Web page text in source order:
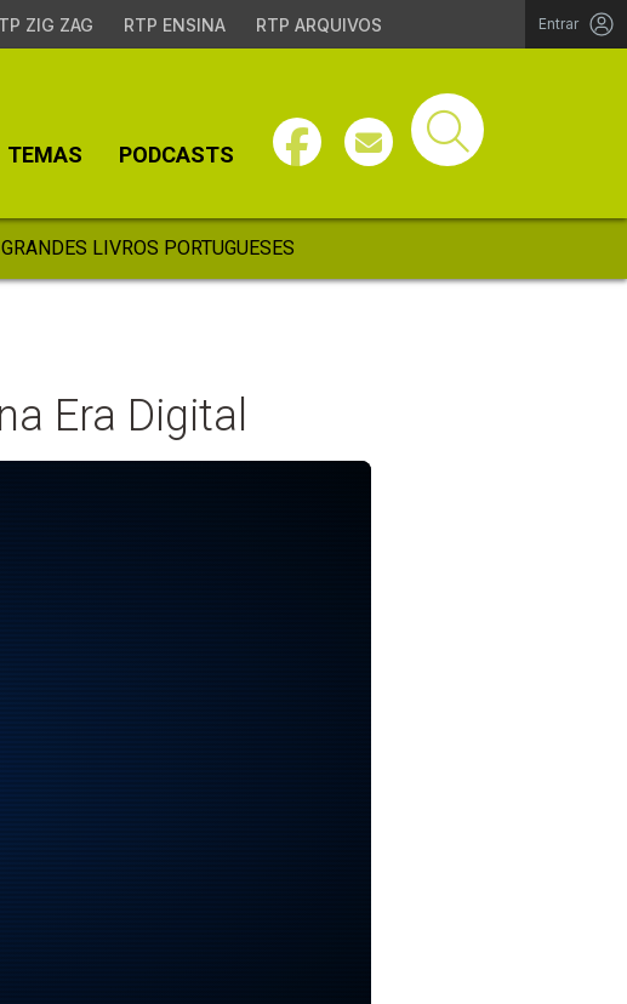
ZIG ZAG RTP ENSINA RTP ARQUIVOS Entrar
TEMAS PODCASTS
GRANDES LIVROS PORTUGUESES
Era Digital